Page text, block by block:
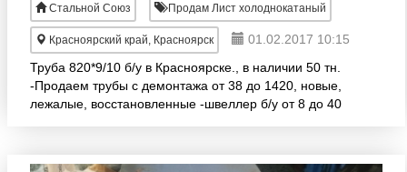
Стальной Союз Продам Лист холоднокатаный
Красноярский край, Красноярск
01.02.2017 10:15
Труба 820*9/10 б/у в Красноярске., в наличии 50 тн.
-Продаем трубы с демонтажа от 38 до 1420, новые,
лежалые, восстановленные -швеллер б/у от 8 до 40